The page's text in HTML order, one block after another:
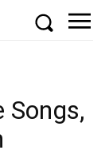
Songs,